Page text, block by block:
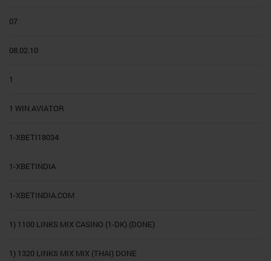
07
08.02.10
1
1 WIN AVIATOR
1-XBETI18034
1-XBETINDIA
1-XBETINDIA.COM
1) 1100 LINKS MIX CASINO (1-DK) (DONE)
1) 1320 LINKS MIX MIX (THAI) DONE